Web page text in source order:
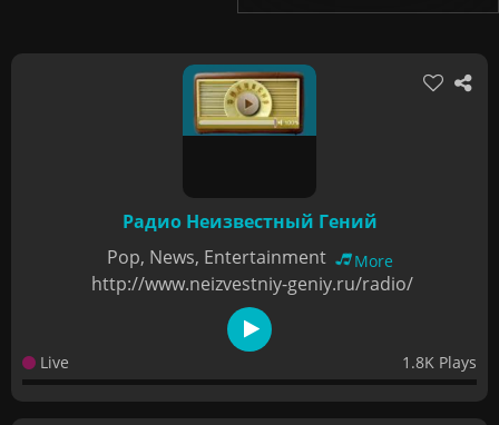
Радио Неизвестный Гений
Pop, News, Entertainment
More
http://www.neizvestniy-geniy.ru/radio/
Live 1.8K Plays